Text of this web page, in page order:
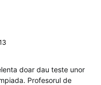
doar dau teste unor
Profesorul de